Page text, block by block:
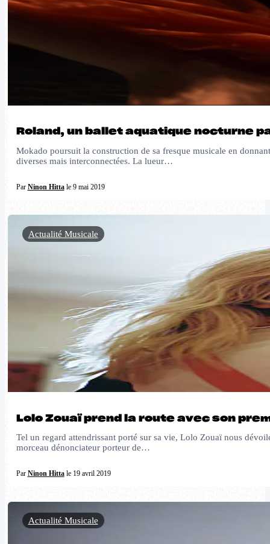
Roland, un ballet aquatique nocturne
Mokado poursuit la construction de sa fresque musicale en
diverses mais interconnectées. La lueur…
Par Ninon Hittale 9 mai 2019
Lolo Zouaï prend la route avec son
Tel un regard attendrissant porté sur sa vie, Lolo Zouaï nous
morceau dénonciateur porteur de…
Par Ninon Hittale 19 avril 2019
Actualité Musicale
Actualité Musicale